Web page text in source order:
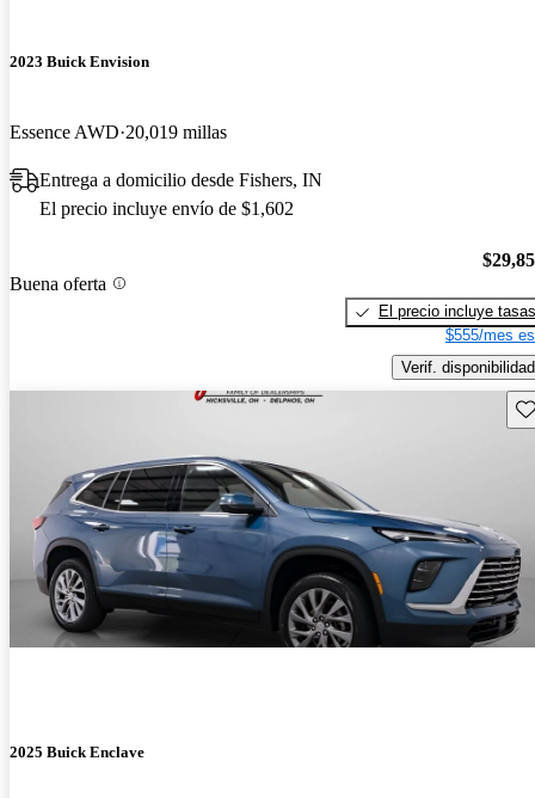
2023 Buick Envision
Essence AWD 20,019 millas
Entrega a domicilio desde Fishers, IN
El precio incluye envío de $1,602
Buena oferta
El precio incluye tasas
$555/mes
Verif. disponibilidad
2025 Buick Enclave